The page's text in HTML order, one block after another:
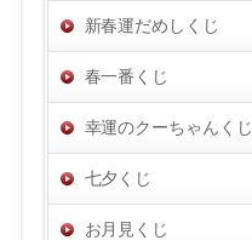
新春運だめしくじ
春一番くじ
幸運のクーちゃんくじ
七夕くじ
お月見くじ